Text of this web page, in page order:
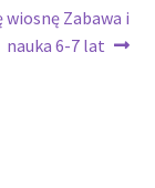
wiosnę Zabawa i
nauka 6-7 lat